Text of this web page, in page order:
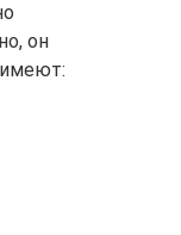
он
имеют: